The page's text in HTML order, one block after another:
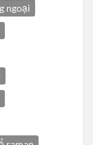
ngoại